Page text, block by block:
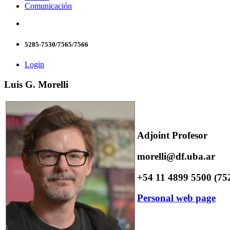
Comunicación
5285-7530/7565/7566
Login
Luis G. Morelli
Adjoint Profesor
morelli@df.uba.ar
+54 11 4899 5500
Personal web page